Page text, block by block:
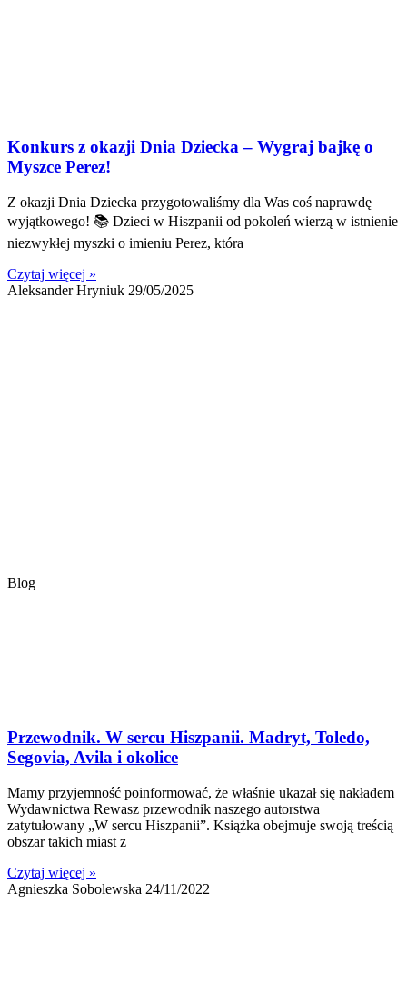
Konkurs z okazji Dnia Dziecka – Wygraj bajkę o
Myszce Perez!
Z okazji Dnia Dziecka przygotowaliśmy dla Was coś naprawdę
wyjątkowego! 📚 Dzieci w Hiszpanii od pokoleń wierzą w istnienie
niezwykłej myszki o imieniu Perez, która
Czytaj więcej »
Aleksander Hryniuk 29/05/2025
Blog
Przewodnik. W sercu Hiszpanii. Madryt, Toledo,
Segovia, Avila i okolice
Mamy przyjemność poinformować, że właśnie ukazał się nakładem
Wydawnictwa Rewasz przewodnik naszego autorstwa
zatytułowany „W sercu Hiszpanii”. Książka obejmuje swoją treścią
obszar takich miast z
Czytaj więcej »
Agnieszka Sobolewska 24/11/2022